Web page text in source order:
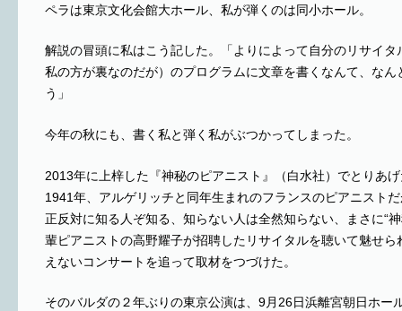
ペラは東京文化会館大ホール、私が弾くのは同小ホール。
解説の冒頭に私はこう記した。「よりによって自分のリサイタ
私の方が裏なのだが）のプログラムに文章を書くなんて、なん
う」
今年の秋にも、書く私と弾く私がぶつかってしまった。
2013年に上梓した『神秘のピアニスト』（白水社）でとりあ
1941年、アルゲリッチと同年生まれのフランスのピアニスト
正反対に知る人ぞ知る、知らない人は全然知らない、まさに“
輩ピアニストの高野耀子が招聘したリサイタルを聴いて魅せら
えないコンサートを追って取材をつづけた。
そのバルダの２年ぶりの東京公演は、9月26日浜離宮朝日ホー